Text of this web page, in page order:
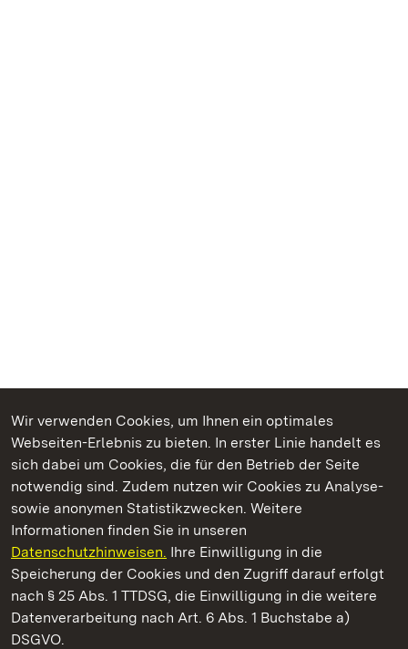
Wir verwenden Cookies, um Ihnen ein optimales
Webseiten-Erlebnis zu bieten. In erster Linie handelt es
sich dabei um Cookies, die für den Betrieb der Seite
notwendig sind. Zudem nutzen wir Cookies zu Analyse-
sowie anonymen Statistikzwecken. Weitere
Informationen finden Sie in unseren
Datenschutzhinweisen. Ihre Einwilligung in die
Speicherung der Cookies und den Zugriff darauf erfolgt
nach § 25 Abs. 1 TTDSG, die Einwilligung in die weitere
Datenverarbeitung nach Art. 6 Abs. 1 Buchstabe a)
DSGVO.
Kommen. Staunen. Genießen.
Staatliche Schlösser und Gärten Baden‑Württemberg
Staatliche Schlösser und Gärten Baden-Württemberg
Kontakt